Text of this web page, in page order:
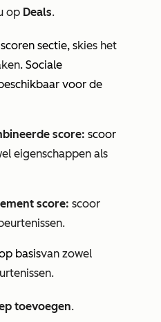
op Deals.
sectie, skies het
. Sociale
voor de
score: scoor
eigenschappen als
score: scoor
basisvan zowel
toevoegen.